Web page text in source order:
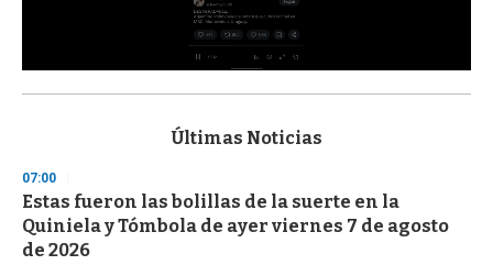
s
d
s
o
f
3
Últimas Noticias
07:00
Estas fueron las bolillas de la suerte en la
Quiniela y Tómbola de ayer viernes 7 de agosto
de 2026